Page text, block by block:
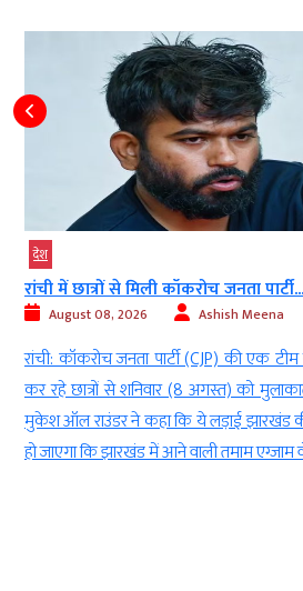
देश
रांची में छात्रों से मिली कॉकरोच जनता पार्टी...
August 08, 2026 Ashish Meena
रांची: कॉकरोच जनता पार्टी (CJP) की एक
कर रहे छात्रों से शनिवार (8 अगस्त) को
मुकेश ऑल राउंडर ने कहा कि ये लड़ाई झारखंड
हो जाएगा कि झारखंड में आने वाली तमाम एग्जाम